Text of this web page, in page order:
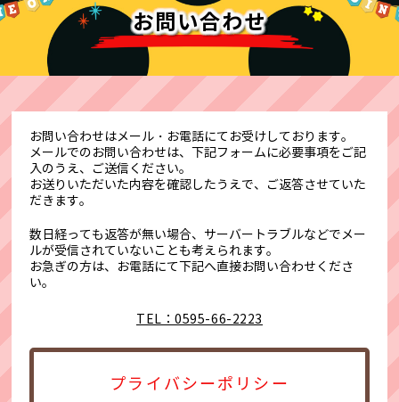
お問い合わせ
お問い合わせはメール・お電話にてお受けしております。
メールでのお問い合わせは、下記フォームに必要事項をご記
入のうえ、ご送信ください。
お送りいただいた内容を確認したうえで、ご返答させていた
だきます。
数日経っても返答が無い場合、サーバートラブルなどでメー
ルが受信されていないことも考えられます。
お急ぎの方は、お電話にて下記へ直接お問い合わせくださ
い。
TEL：0595-66-2223
プライバシーポリシー